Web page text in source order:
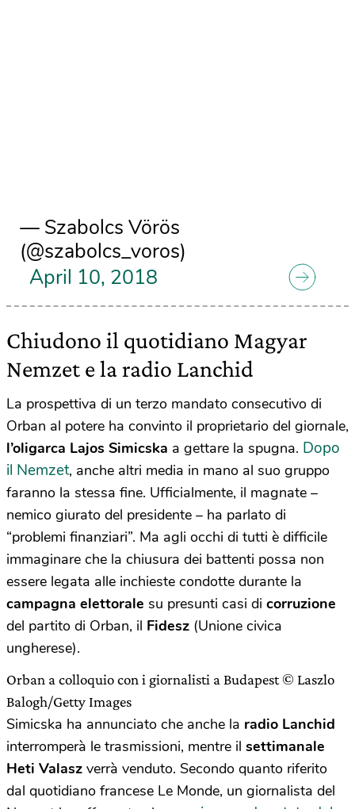
— Szabolcs Vörös
(@szabolcs_voros)
April 10, 2018
Chiudono il quotidiano Magyar
Nemzet e la radio Lanchid
La prospettiva di un terzo mandato consecutivo di
Orban al potere ha convinto il proprietario del giornale,
l’oligarca Lajos Simicska a gettare la spugna. Dopo
il Nemzet, anche altri media in mano al suo gruppo
faranno la stessa fine. Ufficialmente, il magnate –
nemico giurato del presidente – ha parlato di
“problemi finanziari”. Ma agli occhi di tutti è difficile
immaginare che la chiusura dei battenti possa non
essere legata alle inchieste condotte durante la
campagna elettorale su presunti casi di corruzione
del partito di Orban, il Fidesz (Unione civica
ungherese).
Orban a colloquio con i giornalisti a Budapest © Laszlo
Balogh/Getty Images
Simicska ha annunciato che anche la radio Lanchid
interromperà le trasmissioni, mentre il settimanale
Heti Valasz verrà venduto. Secondo quanto riferito
dal quotidiano francese Le Monde, un giornalista del